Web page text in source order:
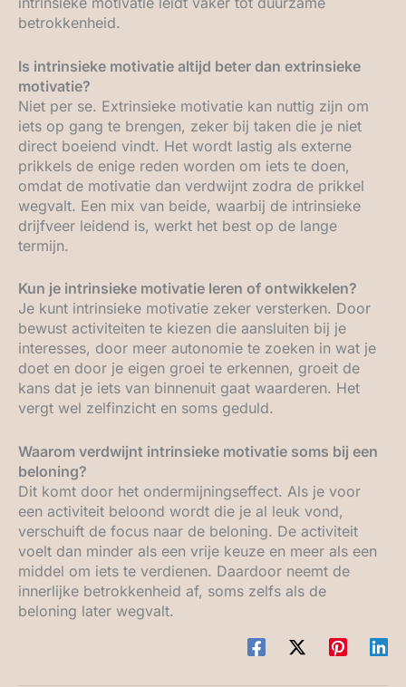
betrokkenheid.
Is intrinsieke motivatie altijd beter dan extrinsieke
motivatie?
Niet per se. Extrinsieke motivatie kan nuttig zijn om
iets op gang te brengen, zeker bij taken die je niet
direct boeiend vindt. Het wordt lastig als externe
prikkels de enige reden worden om iets te doen,
omdat de motivatie dan verdwijnt zodra de prikkel
wegvalt. Een mix van beide, waarbij de intrinsieke
drijfveer leidend is, werkt het best op de lange
termijn.
Kun je intrinsieke motivatie leren of ontwikkelen?
Je kunt intrinsieke motivatie zeker versterken. Door
bewust activiteiten te kiezen die aansluiten bij je
interesses, door meer autonomie te zoeken in wat je
doet en door je eigen groei te erkennen, groeit de
kans dat je iets van binnenuit gaat waarderen. Het
vergt wel zelfinzicht en soms geduld.
Waarom verdwijnt intrinsieke motivatie soms bij een
beloning?
Dit komt door het ondermijningseffect. Als je voor
een activiteit beloond wordt die je al leuk vond,
verschuift de focus naar de beloning. De activiteit
voelt dan minder als een vrije keuze en meer als een
middel om iets te verdienen. Daardoor neemt de
innerlijke betrokkenheid af, soms zelfs als de
beloning later wegvalt.